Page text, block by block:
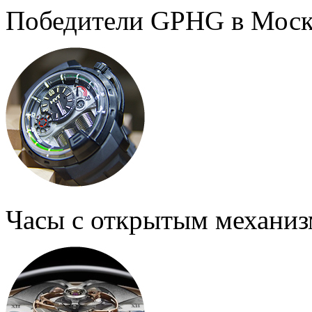
Победители GPHG в
Часы с открытым